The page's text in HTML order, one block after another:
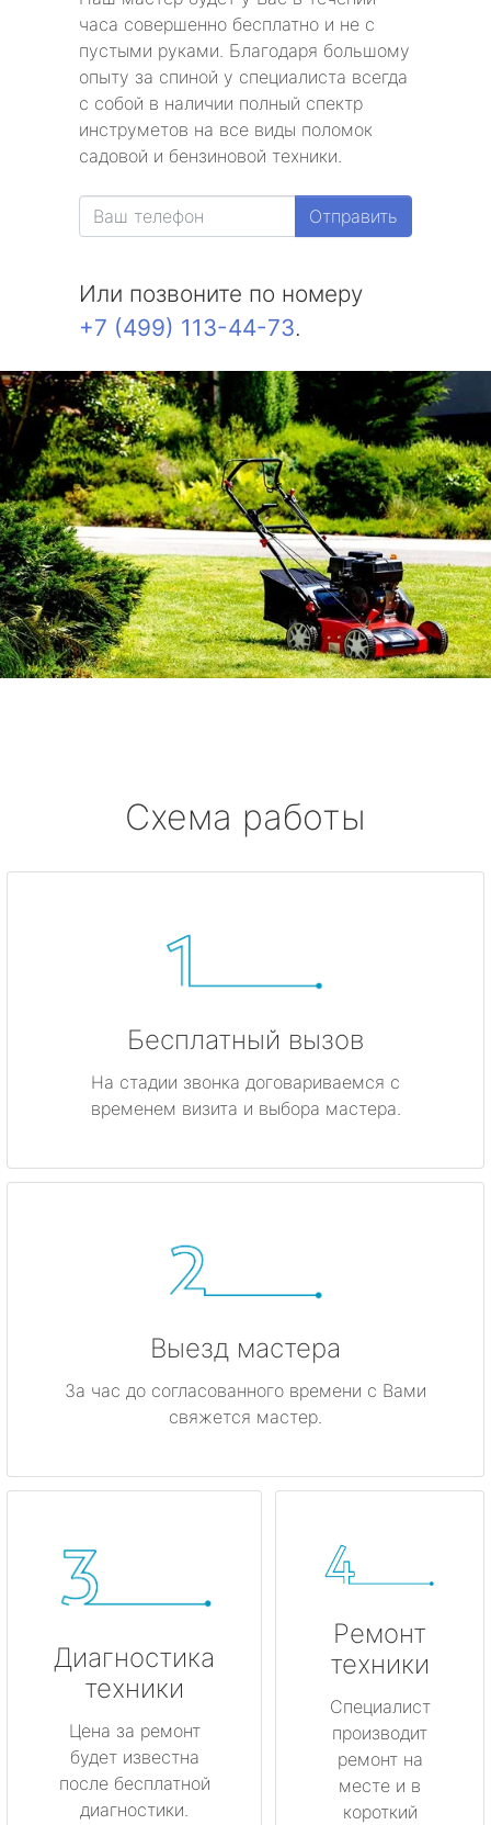
часа совершенно бесплатно и не с
пустыми руками. Благодаря большому
опыту за спиной у специалиста всегда
с собой в наличии полный спектр
инструметов на все виды поломок
садовой и бензиновой техники.
Отправить
Или позвоните по номеру
+7 (499) 113-44-73.
Схема работы
Бесплатный вызов
На стадии звонка договариваемся с
временем визита и выбора мастера.
Выезд мастера
За час до согласованного времени с Вами
свяжется мастер.
Диагностика
техники
Цена за ремонт
будет известна
после бесплатной
диагностики.
Ремонт
техники
Специалист
производит
ремонт на
месте и в
короткий